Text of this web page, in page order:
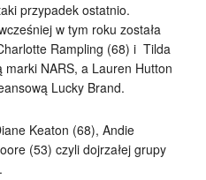
przypadek ostatnio.
w tym roku została
Rampling (68) i Tilda
marki NARS, a Lauren Hutton
Lucky Brand.
Keaton (68), Andie
(53) czyli dojrzałej grupy